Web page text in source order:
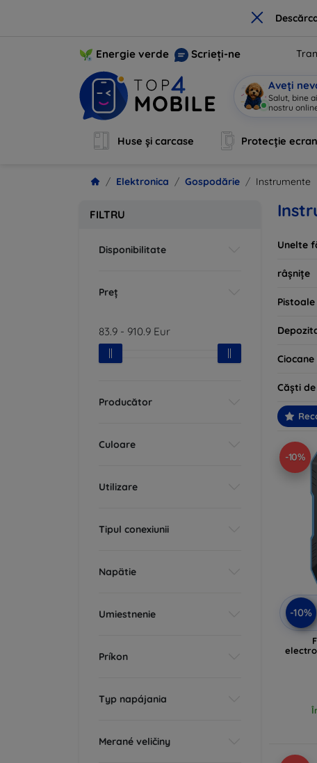
×
Energie verde Scrieți-ne
Aveți
Salut, bine
Huse și carcase Protecție ecran
Elektronica Gospodărie Instrumente
FILTRU
Disponibilitate
Preț
83.9 - 910.9 Eur
Producător
Culoare
Utilizare
Tipul conexiunii
Napätie
Umiestnenie
Príkon
Typ napájania
Merané veličiny
Unelte
râșnițe
Căști
-10%
-10%